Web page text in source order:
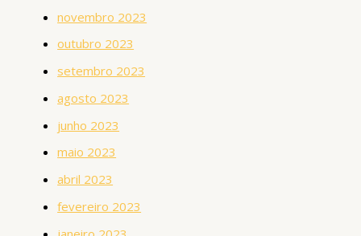
novembro 2023
outubro 2023
setembro 2023
agosto 2023
junho 2023
maio 2023
abril 2023
fevereiro 2023